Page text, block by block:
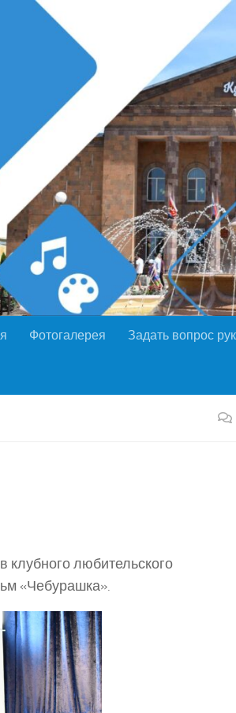
Фотогалерея Задать вопрос
клубного любительского
«Чебурашка».